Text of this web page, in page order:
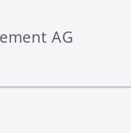
AG